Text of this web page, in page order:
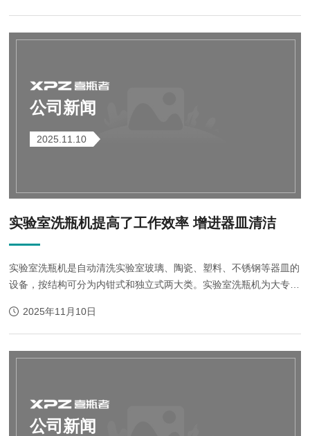
公司新闻
2025.11.10
实验室洗瓶机提高了工作效率 增进器皿清洁
实验室洗瓶机是自动清洗实验室玻璃、陶瓷、塑料、不锈钢等器皿的
设备，按结构可分为内钳式和独立式两大类。实验室洗瓶机为大专院
室人员减轻了劳动强度，提高...
2025年11月10日
公司新闻